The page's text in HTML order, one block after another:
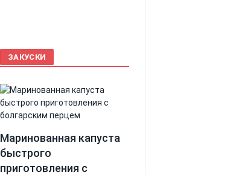
ЗАКУСКИ
Маринованная капуста
быстрого
приготовления с